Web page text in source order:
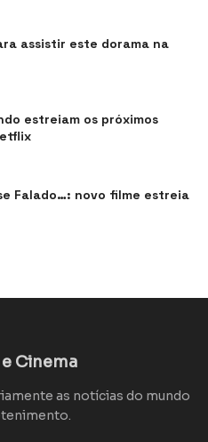
assistir este dorama na
estreiam os próximos
Falado…: novo filme estreia
Cinema
as notícias do mundo